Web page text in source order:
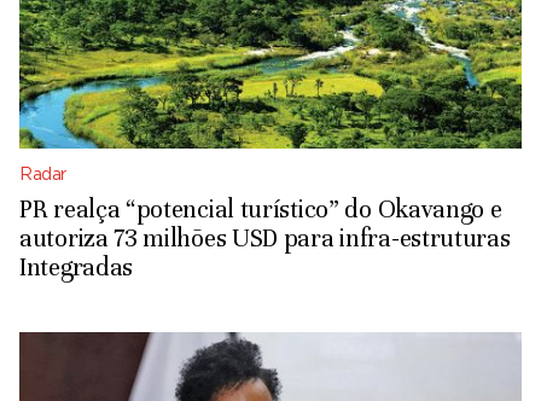
Radar
PR realça “potencial turístico” do Okavango e
autoriza 73 milhões USD para infra-estruturas
Integradas